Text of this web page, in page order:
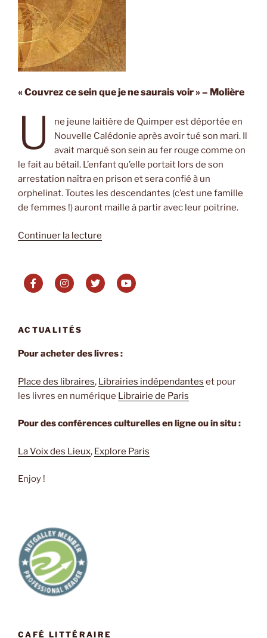
« Couvrez ce sein que je ne saurais voir » – Molière
U
ne jeune laitière de Quimper est déportée en
Nouvelle Calédonie après avoir tué son mari. Il
avait marqué son sein au fer rouge comme on
le fait au bétail. L’enfant qu’elle portait lors de son
arrestation naîtra en prison et sera confié à un
orphelinat. Toutes les descendantes (c’est une famille
de femmes !) auront maille à partir avec leur poitrine.
Continuer la lecture
de
Roland
ACTUALITÉS
Pour acheter des livres :
Place des libraires, Librairies indépendantes et pour
les livres en numérique Librairie de Paris
Pour des conférences culturelles en ligne ou in situ :
La Voix des Lieux, Explore Paris
Enjoy !
CAFÉ LITTÉRAIRE